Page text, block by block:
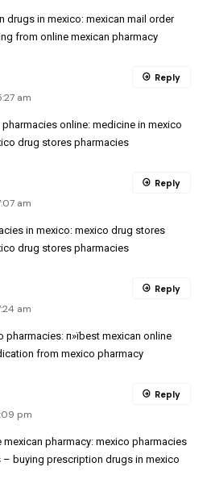
drugs in mexico: mexican mail order
from online mexican pharmacy
am
online: medicine in mexico
drug stores pharmacies
Reply
am
in mexico: mexico drug stores
drug stores pharmacies
Reply
am
pharmacies: п»їbest mexican online
from mexico pharmacy
Reply
pm
pharmacy: mexico pharmacies
– buying prescription drugs in mexico
Reply